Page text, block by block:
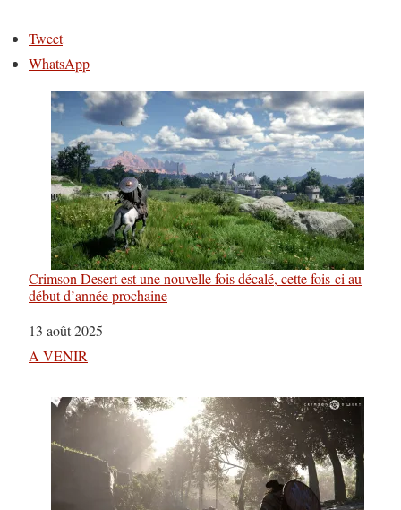
Tweet
WhatsApp
Crimson Desert est une nouvelle fois décalé, cette fois-ci au
début d’année prochaine
Date
13 août 2025
Par rapport à
A VENIR